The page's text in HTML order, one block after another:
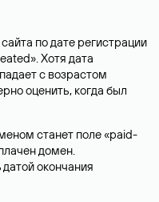
по дате регистрации
Хотя дата
с возрастом
оценить, когда был
станет поле «paid-
домен.
окончания